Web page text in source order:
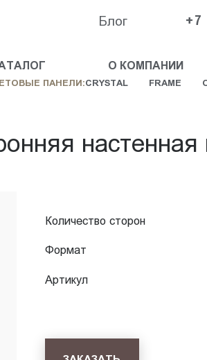
Блог +7
О КОМПАНИИ
ПАНЕЛИ:CRYSTAL FRAME
настенная
Количество сторон
Формат
Артикул